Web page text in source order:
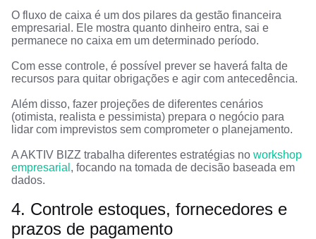
O fluxo de caixa é um dos pilares da gestão financeira
empresarial. Ele mostra quanto dinheiro entra, sai e
permanece no caixa em um determinado período.
Com esse controle, é possível prever se haverá falta de
recursos para quitar obrigações e agir com antecedência.
Além disso, fazer projeções de diferentes cenários
(otimista, realista e pessimista) prepara o negócio para
lidar com imprevistos sem comprometer o planejamento.
A AKTIV BIZZ trabalha diferentes estratégias no workshop
empresarial , focando na tomada de decisão baseada em
dados.
4. Controle estoques, fornecedores e
prazos de pagamento